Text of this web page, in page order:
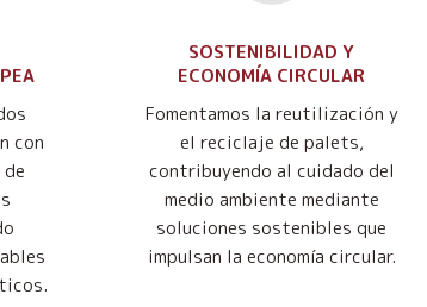
con
SOSTENIBILIDAD Y
ECONOMÍA CIRCULAR
Fomentamos la reutilización y
el reciclaje de palets,
contribuyendo al cuidado del
medio ambiente mediante
soluciones sostenibles que
impulsan la economía circular.